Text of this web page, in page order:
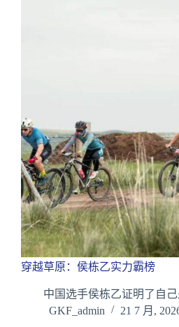
穿越草原：侯栋乙实力霸榜
中国选手侯栋乙证明了自
GKF_admin
21 7 月,